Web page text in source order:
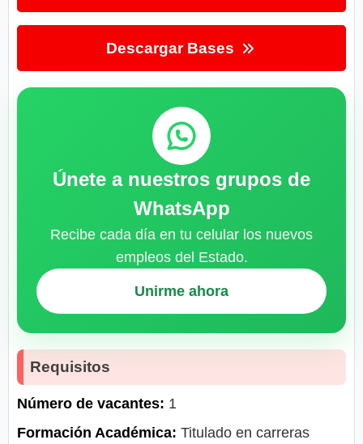
Descargar Bases
Únete a nuestros grupos de
WhatsApp
Recibe cada día en tu celular los nuevos
empleos del Estado.
Unirme ahora
Requisitos
Número de vacantes: 1
Formación Académica: Titulado en carreras